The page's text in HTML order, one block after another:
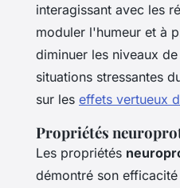
interagissant avec les
moduler l'humeur et à
diminuer les niveaux
situations stressantes
sur les effets vertueux
Propriétés
Les propriétés
démontré son